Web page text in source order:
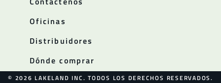
Oficinas
Distribuidores
Dónde comprar
© 2026 LAKELAND INC. TODOS LOS DERECHOS RESERVADOS.